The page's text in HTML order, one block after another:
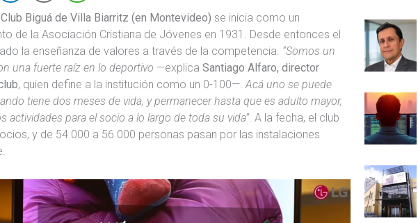
Club Biguá de Villa Biarritz (en Montevideo) se inicia como un
de la Asociación Cristiana de Jóvenes en 1931. Desde entonces el
la enseñanza de valores a través de la competencia. “Somos un
una fuerte raíz en lo deportivo —explica Santiago Alfaro, director
, quien define a la institución como un 0-100—.Acá uno se puede
tiene dos meses de vida, y permanecer hasta que es adulto mayor,
actividades para el socio a lo largo de toda su vida”. A la fecha, el club
y de 54.000 a 56.000 personas pasan por las instalaciones